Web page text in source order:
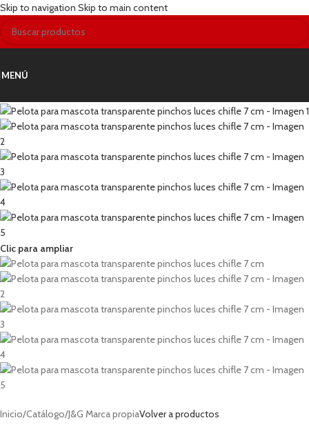
Skip to navigation Skip to main content
MENÚ
Clic para ampliar
Inicio/Catálogo/J&G Marca propiaVolver a productos